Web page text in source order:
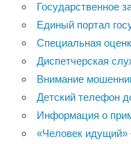
Государственное
Единый портал
Специальная
Диспетчерская
Внимание
Детский телефон
Информация о
«Человек